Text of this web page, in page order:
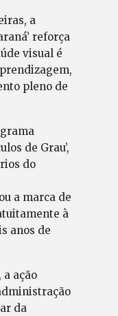
a
reforça
visual é
pleno de
de Grau’,
do
a marca de
à
anos de
ação
da